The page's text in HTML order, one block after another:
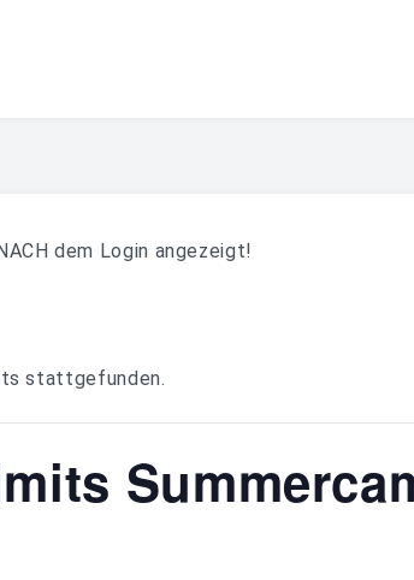
dem Login angezeigt!
stattgefunden.